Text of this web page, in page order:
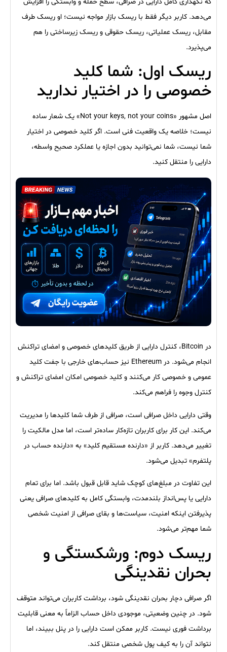
می‌دهد. کاربر دیگر فقط با ریسک بازار مواجه نیست؛ او ریسک طرف
مقابل، ریسک عملیاتی، ریسک حقوقی و ریسک زیرساختی را هم
می‌پذیرد.
ریسک اول: شما کلید
خصوصی را در اختیار ندارید
اصل مشهور «Not your keys, not your coins» یک شعار ساده
نیست؛ خلاصه یک واقعیت فنی است. اگر کلید خصوصی در اختیار
شما نیست، شما نمی‌توانید بدون اجازه یا عملکرد صحیح واسطه،
دارایی را منتقل کنید.
در Bitcoin، کنترل دارایی از طریق کلیدهای خصوصی و امضای تراکنش
انجام می‌شود. در Ethereum نیز حساب‌های خارجی با جفت کلید
عمومی و خصوصی کار می‌کنند و کلید خصوصی امکان امضای تراکنش و
کنترل وجوه را فراهم می‌کند.
وقتی دارایی داخل صرافی است، صرافی از طرف شما کلیدها را مدیریت
می‌کند. این کار برای کاربران تازه‌کار ساده‌تر است، اما مدل مالکیت را
تغییر می‌دهد. کاربر از «دارنده مستقیم کلید» به «دارنده حساب در
پلتفرم» تبدیل می‌شود.
این تفاوت در مبلغ‌های کوچک شاید قابل قبول باشد. اما برای تمام
دارایی یا پس‌انداز بلندمدت، وابستگی کامل به کلیدهای صرافی یعنی
پذیرفتن اینکه امنیت، سیاست‌ها و بقای صرافی از امنیت شخصی
شما مهم‌تر می‌شود.
ریسک دوم: ورشکستگی و
بحران نقدینگی
اگر صرافی دچار بحران نقدینگی شود، برداشت کاربران می‌تواند متوقف
شود. در چنین وضعیتی، موجودی داخل حساب الزاماً به معنی قابلیت
برداشت فوری نیست. کاربر ممکن است دارایی را در پنل ببیند، اما
نتواند آن را به کیف پول شخصی منتقل کند.